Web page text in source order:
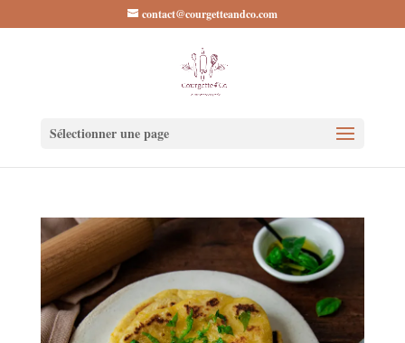
contact@courgetteandco.com
Sélectionner une page